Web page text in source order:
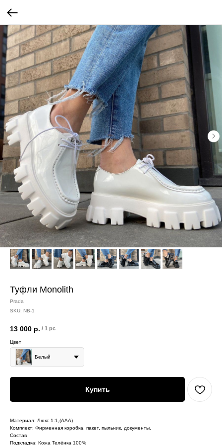
Туфли Monolith
Prada
SKU: NB-1
13 000 р. / 1 pc
Цвет
Белый
Купить
Материал: Люкс 1:1,(ААА)
Комплект: Фирменная коробка, пакет, пыльник, документы.
Состав
Подкладка: Кожа Телёнка 100%